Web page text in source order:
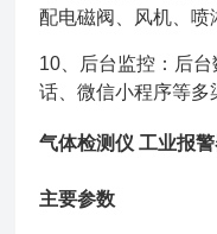
配电磁阀、风机、
10、后台监控：后
话、微信小程序等多
气体检测仪 工业报
主要参数